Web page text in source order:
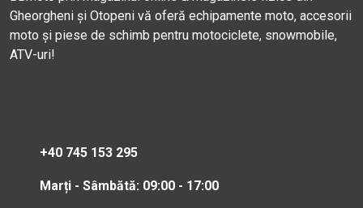
Gheorgheni și Otopeni vă oferă echipamente moto, accesorii
moto și piese de schimb pentru motociclete, snowmobile,
ATV-uri!
+40 745 153 295
Marți - Sâmbătă: 09:00 - 17:00